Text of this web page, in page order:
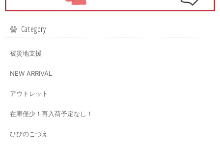
Category
被災地支援
NEW ARRIVAL
アウトレット
在庫僅少！再入荷予定なし！
ひびのこづえ